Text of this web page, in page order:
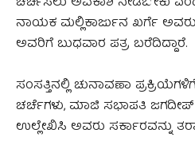
ನಾಯಕ ಮಲ್ಲಿಕಾರ್ಜುನ ಖರ್ಗೆ
ಅವರಿಗೆ ಬುಧವಾರ ಪತ್ರ ಬರೆದಿದ್ದಾರೆ.
ಸಂಸತ್ತಿನಲ್ಲಿ ಚುನಾವಣಾ
ಚರ್ಚೆಗಳು, ಮಾಜಿ ಸಭಾಪತಿ
ಉಲ್ಲೇಖಿಸಿ ಅವರು ಸರ್ಕಾರವನ್ನು